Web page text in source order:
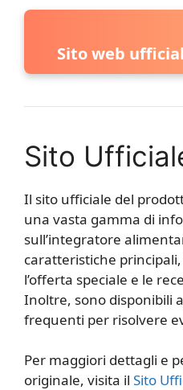
Sito web
Sito
Il sito ufficiale del
una vasta gamma di
sull’integratore
caratteristiche principali,
l’offerta speciale e le
Inoltre, sono disponibili
frequenti per risolvere
Per maggiori dettagli e
originale, visita il Sito